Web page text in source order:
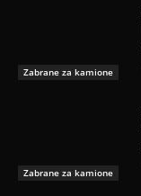
Zabrane za kamione
Zabrane za kamione